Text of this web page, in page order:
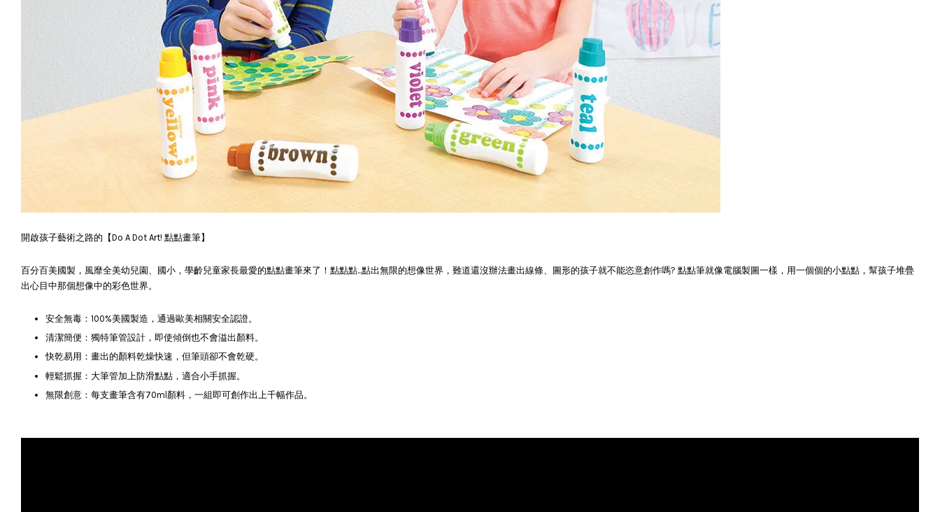
開啟孩子藝術之路的【Do A Dot Art! 點點畫筆】
百分百美國製，風靡全美幼兒園、國小，學齡兒童家長最愛的點點畫筆來了！點點點...點出無限的想像世界，難道還沒辦法畫出線條、圖形的孩子就不能恣意創作嗎? 點點筆就像電腦製圖一樣，用一個個的小點點，幫孩子堆疊
出心目中那個想像中的彩色世界。
安全無毒：100%美國製造，通過歐美相關安全認證。
清潔簡便：獨特筆管設計，即使傾倒也不會溢出顏料。
快乾易用：畫出的顏料乾燥快速，但筆頭卻不會乾硬。
輕鬆抓握：大筆管加上防滑點點，適合小手抓握。
無限創意：每支畫筆含有70ml顏料，一組即可創作出上千幅作品。